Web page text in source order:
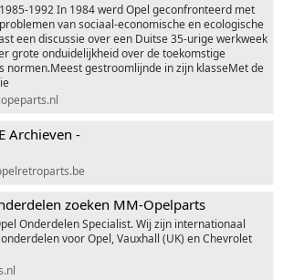
1992 In 1984 werd Opel geconfronteerd met
van sociaal-economische en ecologische
een discussie over een Duitse 35-urige werkweek
grote onduidelijkheid over de toekomstige
normen.Meest gestroomlijnde in zijn klasseMet de
Archieven -
zoeken MM-Opelparts
Onderdelen Specialist. Wij zijn internationaal
voor Opel, Vauxhall (UK) en Chevrolet